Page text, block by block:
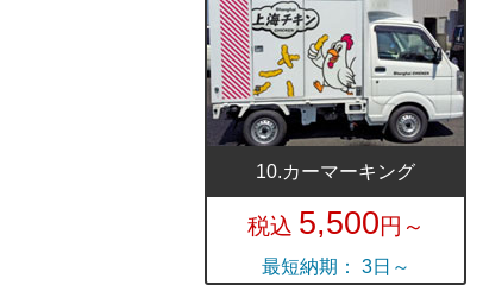
10.カーマーキング
税込 5,500円～
最短納期： 3日～